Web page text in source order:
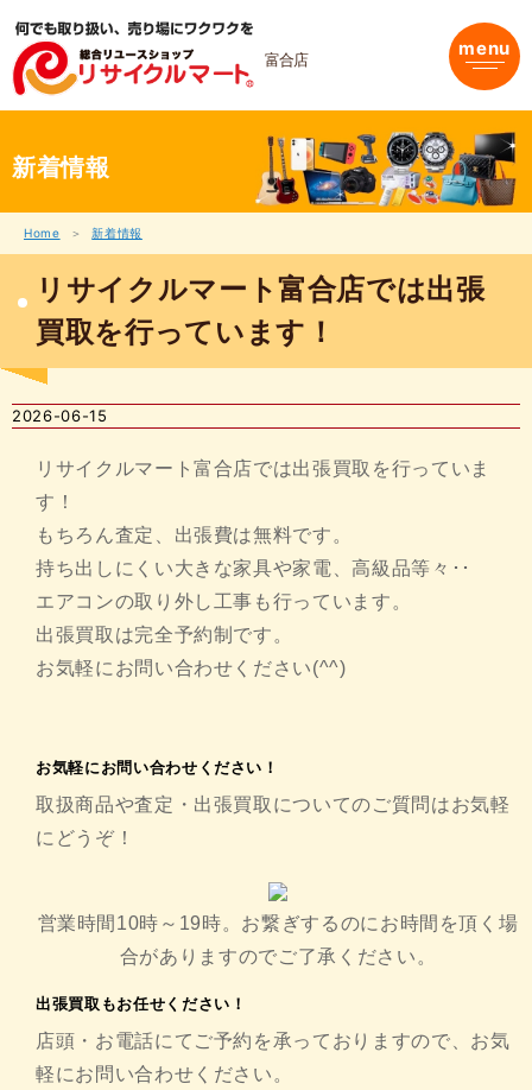
ス
富合店 menu
新着情報
Home 新着情報
リサイクルマート富合店では出張
買取を行っています！
2026-06-15
リサイクルマート富合店では出張買取を行っていま
す！
もちろん査定、出張費は無料です。
持ち出しにくい大きな家具や家電、高級品等々･･
エアコンの取り外し工事も行っています。
出張買取は完全予約制です。
お気軽にお問い合わせください(^^)
お気軽にお問い合わせください！
取扱商品や査定・出張買取についてのご質問はお気軽
にどうぞ！
営業時間10時～19時。お繋ぎするのにお時間を頂く場
合がありますのでご了承ください。
出張買取もお任せください！
店頭・お電話にてご予約を承っておりますので、お気
軽にお問い合わせください。